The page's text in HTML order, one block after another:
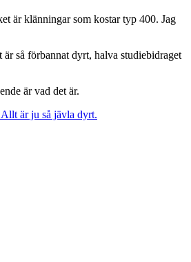
är klänningar som kostar typ 400. Jag
så förbannat dyrt, halva studiebidraget
är vad det är.
är ju så jävla dyrt.